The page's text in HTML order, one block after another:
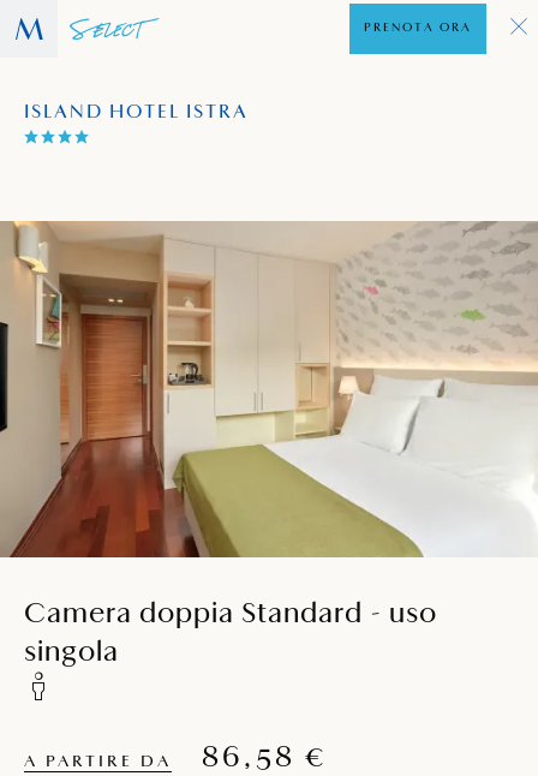
ISLAND HOTEL ISTRA
PRENOTA ORA
Camera doppia Standard - uso
singola
A PARTIRE DA 86,58 €